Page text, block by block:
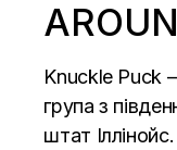
Knuckle Puck
група з
штат